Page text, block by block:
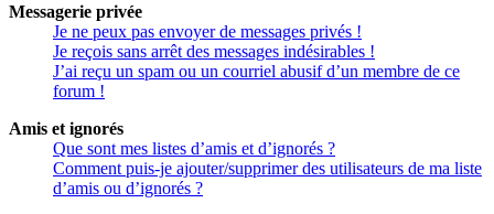
Messagerie privée
Je ne peux pas envoyer de messages privés !
Je reçois sans arrêt des messages indésirables !
J’ai reçu un spam ou un courriel abusif d’un membre de ce
forum !
Amis et ignorés
Que sont mes listes d’amis et d’ignorés ?
Comment puis-je ajouter/supprimer des utilisateurs de ma liste
d’amis ou d’ignorés ?